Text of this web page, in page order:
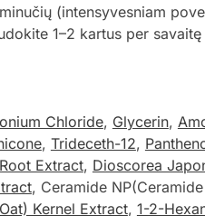
(intensyvesniam
1–2 kartus per
Chloride, Glycerin,
, Trideceth-12,
Extract, Dioscorea
, Ceramide
Kernel Extract, 1-2-